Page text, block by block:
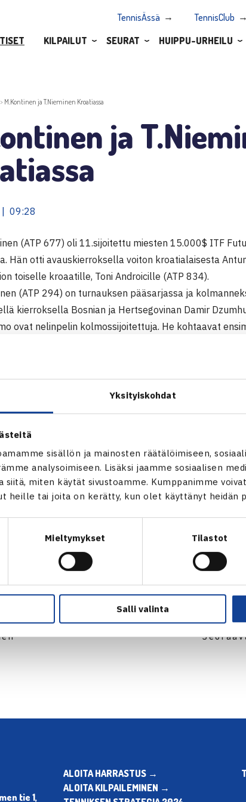
Yksityiskohdat
sisällön ja mainosten räätälöimiseen,
analysoimiseen. Lisäksi jaamme sosiaalisen
miten käytät sivustoamme. Kumppanimme
heille tai joita on kerätty, kun olet käyttänyt heidän
Mieltymykset Tilastot
Salli valinta
TennisÄssä TennisClub
KILPAILUT SEURAT HUIPPU-URHEILU
> M.Kontinen ja T.Nieminen Kroatiassa
ja
09:28
(ATP 677) oli 11.sijoitettu miesten 15.000$ ITF
Hän otti avauskierroksella voiton kroatialaisesta
toiselle kroaatille, Toni Androicille (ATP 834).
(ATP 294) on turnauksen pääsarjassa ja
kierroksella Bosnian ja Hertsegovinan Damir
ovat nelinpelin kolmossijoitettuja. He kohtaavat
Kroatia
Androic Kroatia – M.Kontinen 61 62
Micke Kontinen
Kuva: Jouko Siro
tie 1,
ALOITA HARRASTUS →
ALOITA KILPAILEMINEN →